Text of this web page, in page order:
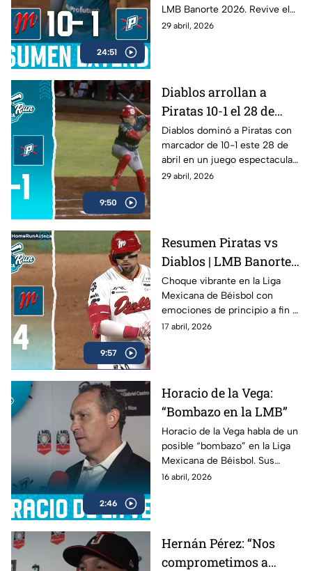
24:51
LMB Banorte 2026. Revive el
resumen extendido del juego
29 abril, 2026
9:50
Diablos arrollan a
Piratas 10-1 el 28 de
abril | Home Run
Azteca
Diablos dominó a Piratas con
marcador de 10-1 este 28 de
abril en un juego espectacular .
Mira el resumen completo.
29 abril, 2026
9:57
Resumen Piratas vs
Diablos | LMB Banorte
2026 | 16 de abril de
2026
Choque vibrante en la Liga
Mexicana de Béisbol con
emociones de principio a fin ⚾
🔥
17 abril, 2026
2:46
Horacio de la Vega:
“Bombazo en la LMB”
Horacio de la Vega habla de un
posible “bombazo” en la Liga
Mexicana de Béisbol. Sus
declaraciones generan
16 abril, 2026
Hernán Pérez: “Nos
comprometimos a